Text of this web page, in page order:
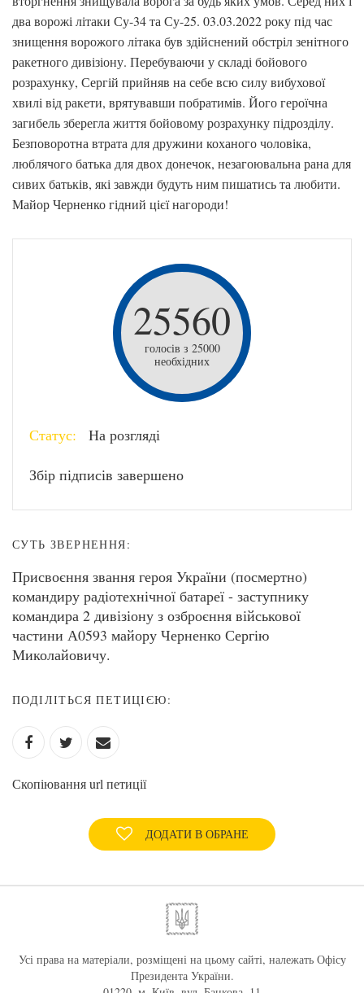
два ворожі літаки Су-34 та Су-25. 03.03.2022 року під час
знищення ворожого літака був здійснений обстріл зенітного
ракетного дивізіону. Перебуваючи у складі бойового
розрахунку, Сергій прийняв на себе всю силу вибухової
хвилі від ракети, врятувавши побратимів. Його героїчна
загибель зберегла життя бойовому розрахунку підрозділу.
Безповоротна втрата для дружини коханого чоловіка,
люблячого батька для двох донечок, незагоювальна рана для
сивих батьків, які завжди будуть ним пишатись та любити.
Майор Черненко гідний цієї нагороди!
25560
голосів з 25000
необхідних
Статус: На розгляді
Збір підписів завершено
СУТЬ ЗВЕРНЕННЯ:
Присвоєння звання героя України (посмертно)
командиру радіотехнічної батареї - заступнику
командира 2 дивізіону з озброєння військової
частини А0593 майору Черненко Сергію
Миколайовичу.
ПОДІЛІТЬСЯ ПЕТИЦІЄЮ:
Скопіювання url петиції
ДОДАТИ В ОБРАНЕ
Усі права на матеріали, розміщені на цьому сайті, належать Офісу
Президента України.